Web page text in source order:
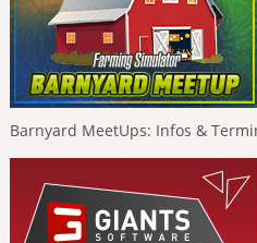
Barnyard MeetUps: Infos &